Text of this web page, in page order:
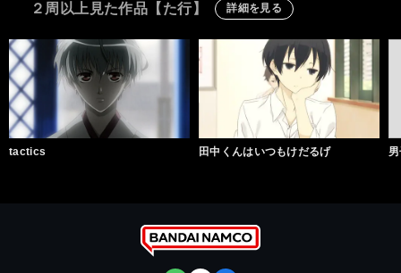
２周以上見た作品【た行】 詳細を見る
tactics 田中くんはいつもけだるげ